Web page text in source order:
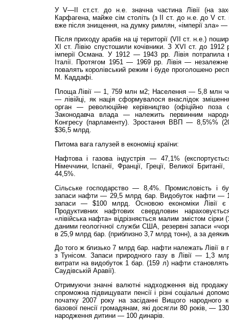
У V—ІІ ст.ст. до н.е. значна частина Лівії (на
Карфагена, майже сім століть (з ІІ ст. до н.е. до V
вже після знищення, на думку римлян, «імперії зла»
Після приходу арабів на ці території (VІІ ст. н.е.)
ХІ ст. Лівію спустошили кочівники. З ХVІ ст. до 1912
імперії Османа. У 1912 — 1943 рр. Лівія потрапила
Італії. Протягом 1951 — 1969 рр. Лівія —
повалять королівський режим і буде проголошено
М. Каддафі.
Площа Лівії — 1, 759 млн м2; Населення — 5,8 млн
— лівійці, як нація сформувалося внаслідок
орган — революційне керівництво (офіційно поза
Законодавча влада — належить первинним
Конгресу (парламенту). Зростання ВВП — 8,5%%
$36,5 млрд.
Питома вага галузей в економіці країни:
Нафтова і газова індустрія — 47,1%
Німеччини, Іспанії, Франції, Греції, Великої
44,5%.
Сільське господарство — 8,4%. Промисловість і
запаси нафти — 29,5 млрд бар. Видобуток нафти —
запаси — $100 млрд. Основою економіки Лівії є
Продуктивних нафтових свердловин
«лівійська нафта» відрізняється малим змістом
даними геологічної служби США, резервні запаси
в 25,9 млрд бар. (приблизно 3,7 млрд тонн), а за
До того ж близько 7 млрд бар. нафти належать Лівії
з Тунісом. Запаси природного газу в Лівії — 1,3
витрати на видобуток 1 бар. (159 л) нафти
Саудівській Аравії).
Отримуючи значні валютні надходження від продажу
спроможна підвищувати пенсії і різні соціальні
початку 2007 року на засіданні Вищого народного
базової пенсії громадянам, які досягли 80 років, —
народження дитини — 100 динарів.